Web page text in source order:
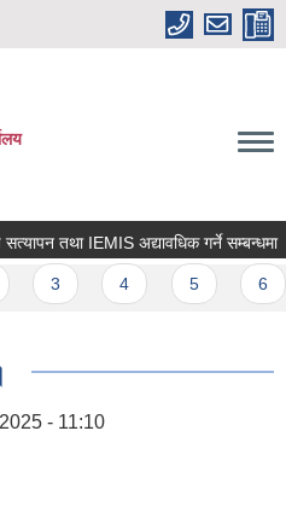
सत्यापन तथा IEMIS अद्यावधिक गर्ने सम्बन्धमा
3 4 5 6
- 11:10